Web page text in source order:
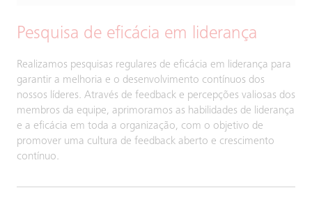
Pesquisa de eficácia em liderança
Realizamos pesquisas regulares de eficácia em liderança para
garantir a melhoria e o desenvolvimento contínuos dos
nossos líderes. Através de feedback e percepções valiosas dos
membros da equipe, aprimoramos as habilidades de liderança
e a eficácia em toda a organização, com o objetivo de
promover uma cultura de feedback aberto e crescimento
contínuo.